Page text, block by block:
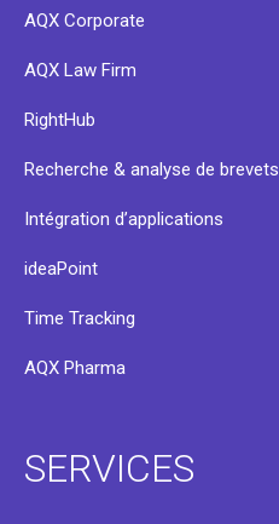
AQX Corporate
AQX Law Firm
RightHub
Recherche & analyse de brevets
Intégration d’applications
ideaPoint
Time Tracking
AQX Pharma
SERVICES